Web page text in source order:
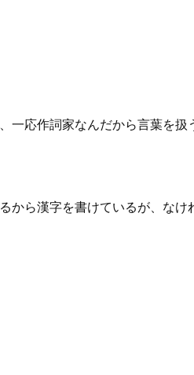
一応作詞家なんだから言葉を扱
から漢字を書けているが、なけ